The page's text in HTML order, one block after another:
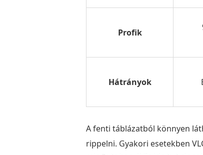
Profik
Hátrányok
A fenti táblázatból könnyen
rippelni. Gyakori esetekben